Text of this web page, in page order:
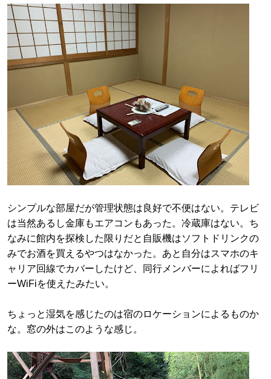
シンプルな部屋だが管理状態は良好で不便はない。テレビ
は当然あるし金庫もエアコンもあった。冷蔵庫はない。ち
なみに館内を探検した限りだと自販機はソフトドリンクの
みでお酒を買えるやつはなかった。あと自分はスマホのキ
ャリア回線でカバーしたけど、同行メンバーによればフリ
ーWiFiを使えたみたい。
ちょっと湿気を感じたのは宿のロケーションによるものか
な。窓の外はこのような感じ。